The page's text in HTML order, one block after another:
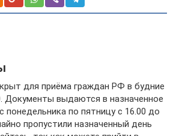
для приёма граждан РФ в будние
Документы выдаются в назначенное
понедельника по пятницу с 16.00 до
пропустили назначенный день